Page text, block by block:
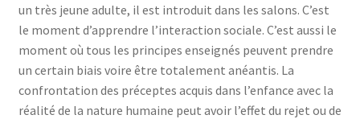
un très jeune adulte, il est introduit dans les salons. C’est
le moment d’apprendre l’interaction sociale. C’est aussi le
moment où tous les principes enseignés peuvent prendre
un certain biais voire être totalement anéantis. La
confrontation des préceptes acquis dans l’enfance avec la
réalité de la nature humaine peut avoir l’effet du rejet ou de